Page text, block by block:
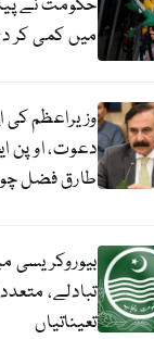
حکومت نے
میں کمی کر
وزیراعظم کی
دعوت، اوپن
طارق فضل
بیوروکریسی
تبادلے،
تعیناتیاں